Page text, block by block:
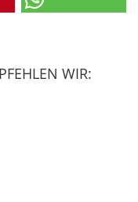
WIR: